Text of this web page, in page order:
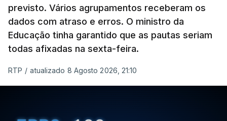
previsto. Vários agrupamentos receberam os
dados com atraso e erros. O ministro da
Educação tinha garantido que as pautas seriam
todas afixadas na sexta-feira.
RTP / atualizado 8 Agosto 2026, 21:10